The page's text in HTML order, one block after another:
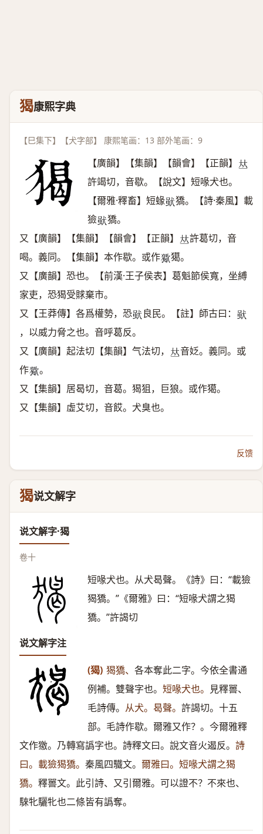
猲康熙字典
【巳集下】【犬字部】 康熙笔画：13 部外笔画：9
【廣韻】【集韻】【韻會】【正韻】 𠀤
許竭切，音歇。【說文】短喙犬也。
【爾雅·釋畜】短蝝𤟩 獢。【詩·秦風】載
獫𤟩 獢。
又【廣韻】【集韻】【韻會】【正韻】 𠀤許葛切，音
喝。義同。【集韻】本作歇。或作𤢔 獦。
又【廣韻】恐也。【前漢·王子侯表】葛魁節侯寬，坐縛
家吏，恐猲受賕棄市。
又【王莽傳】各爲權勢，恐𤟩 良民。【註】師古曰： 𤟩
，以威力脅之也。音呼葛反。
又【廣韻】起法切【集韻】气法切， 𠀤音姂。義同。或
作𤢔 。
又【集韻】居曷切，音葛。猲狙，巨狼。或作獦。
又【集韻】虛艾切，音餀。犬臭也。
反馈
猲说文解字
说文解字·猲
卷十
短喙犬也。从犬曷聲。《詩》曰：“載獫
猲獢。”《爾雅》曰：“短喙犬謂之猲
獢。”許謁切
说文解字注
(猲) 猲獢、 各本奪此二字。今依全書通
例補。雙聲字也。 短喙犬也。 見釋嘼、
毛詩傳。 从犬。曷聲。 許謁切。十五
部。毛詩作歇。爾雅又作？。今爾雅釋
文作獥。乃轉寫譌字也。詩釋文曰。說文音火遏反。 詩
曰。載獫猲獢。 秦風四驖文。 爾雅曰。短喙犬謂之猲
獢。 釋嘼文。此引詩、又引爾雅。可以證不？不來也、
騋牝驪牝也二條皆有譌奪。